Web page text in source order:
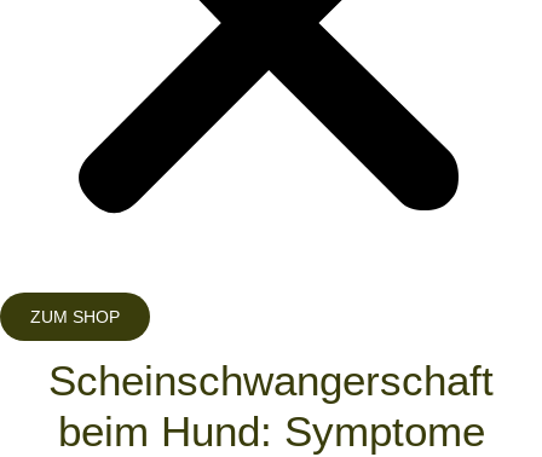
ZUM SHOP
Scheinschwangerschaft
beim Hund: Symptome